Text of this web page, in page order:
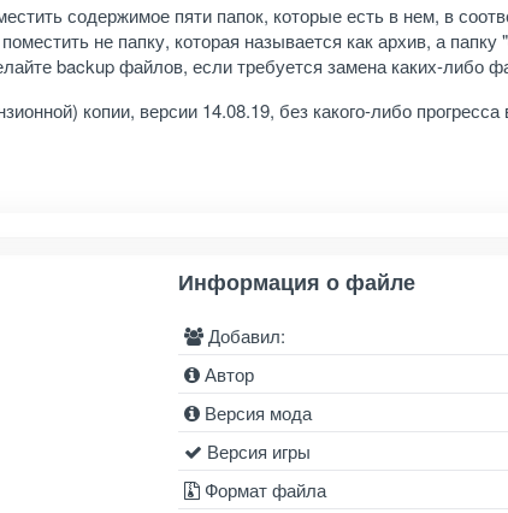
содержимое пяти папок, которые есть в нем, в
не папку, которая называется как архив, а папку
backup файлов, если требуется замена каких-либо
копии, версии 14.08.19, без какого-либо
Информация о файле
Добавил:
Автор
Версия мода
Версия игры
Формат файла